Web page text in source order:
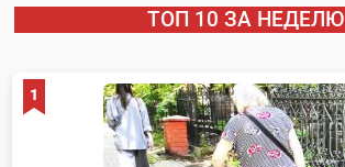
ТОП 10 ЗА НЕДЕЛЮ